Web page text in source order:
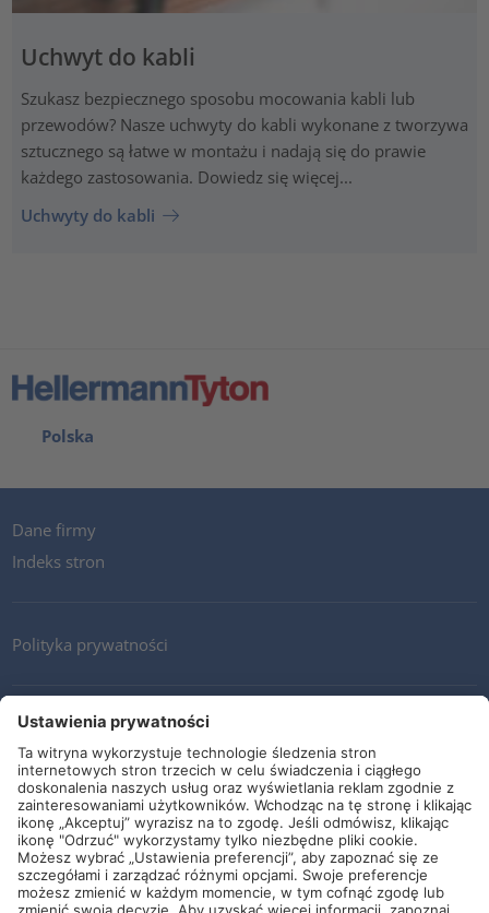
Uchwyt do kabli
Szukasz bezpiecznego sposobu mocowania kabli lub
przewodów? Nasze uchwyty do kabli wykonane z tworzywa
sztucznego są łatwe w montażu i nadają się do prawie
każdego zastosowania. Dowiedz się więcej...
Uchwyty do kabli
Polska
Dane firmy
Indeks stron
Polityka prywatności
Kontakt
Newsletter
Ogólne warunki i dostawy